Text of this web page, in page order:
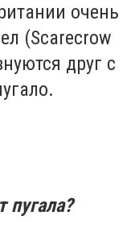
очень
(Scarecrow
друг с
пугала?